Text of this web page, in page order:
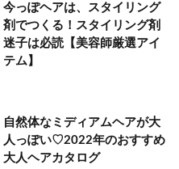
今っぽヘアは、スタイリング
剤でつくる！スタイリング剤
迷子は必読【美容師厳選アイ
テム】
自然体なミディアムヘアが大
人っぽい♡2022年のおすすめ
大人ヘアカタログ